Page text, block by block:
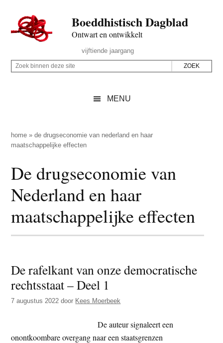
naar
de
inhoud
secondary
naar
de
sidebar
naar
de
Boeddhistisch Dagblad
Ontwart en ontwikkelt
Rechts
vijftiende jaargang
Z
p
d
e
z
e
s
i
t
Z
i
n
e
n
d
z
e
t
e
MENU
home »de drugseconomie van nederland en haar
maatschappelijke effecten
De drugseconomie van
Nederland en haar
maatschappelijke effecten
De rafelkant van onze democratische
rechtsstaat – Deel 1
7 augustus 2022 door Kees Moerbeek
De auteur signaleert een
onontkoombare overgang naar een staatsgrenzen